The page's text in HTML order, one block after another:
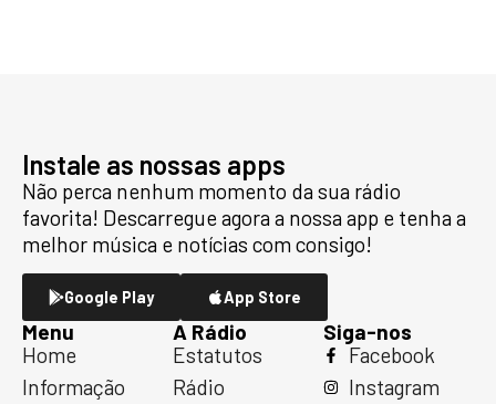
Instale as nossas apps
Não perca nenhum momento da sua rádio
favorita! Descarregue agora a nossa app e tenha a
melhor música e notícias com consigo!
Google Play App Store
Menu
Home
Informação
A Rádio
Estatutos
Rádio
Siga-nos
Facebook
Instagram